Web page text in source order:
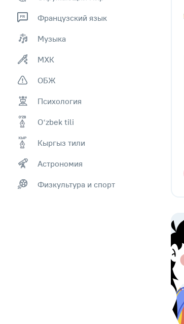
Французский язык
Музыка
МХК
ОБЖ
Психология
Оʻzbek tili
Кыргыз тили
Астрономия
Физкультура и спорт